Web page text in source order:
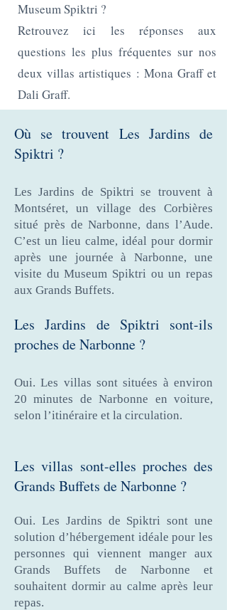
Museum Spiktri ?
Retrouvez ici les réponses aux
questions les plus fréquentes sur nos
deux villas artistiques : Mona Graff et
Dali Graff.
Où se trouvent Les Jardins de
Spiktri ?
Les Jardins de Spiktri se trouvent à
Montséret, un village des Corbières
situé près de Narbonne, dans l’Aude.
C’est un lieu calme, idéal pour dormir
après une journée à Narbonne, une
visite du Museum Spiktri ou un repas
aux Grands Buffets.
Les Jardins de Spiktri sont-ils
proches de Narbonne ?
Oui. Les villas sont situées à environ
20 minutes de Narbonne en voiture,
selon l’itinéraire et la circulation.
Les villas sont-elles proches des
Grands Buffets de Narbonne ?
Oui. Les Jardins de Spiktri sont une
solution d’hébergement idéale pour les
personnes qui viennent manger aux
Grands Buffets de Narbonne et
souhaitent dormir au calme après leur
repas.